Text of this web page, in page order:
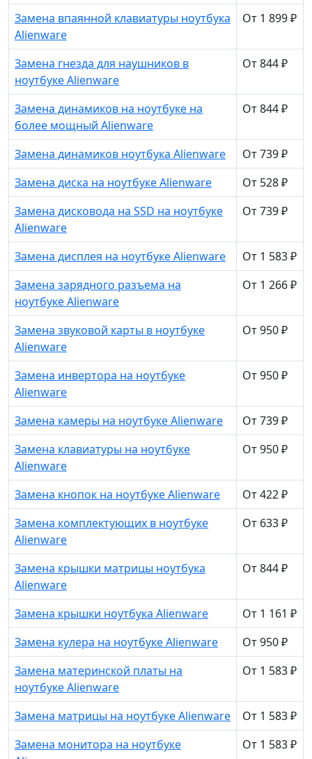
Замена впаянной клавиатуры ноутбука
Alienware
От 1 899 ₽
Замена гнезда для наушников в
ноутбуке Alienware
От 844 ₽
Замена динамиков на ноутбуке на
более мощный Alienware
От 844 ₽
Замена динамиков ноутбука Alienware
От 739 ₽
Замена диска на ноутбуке Alienware
От 528 ₽
Замена дисковода на SSD на ноутбуке
Alienware
От 739 ₽
Замена дисплея на ноутбуке Alienware
От 1 583 ₽
Замена зарядного разъема на
ноутбуке Alienware
От 1 266 ₽
Замена звуковой карты в ноутбуке
Alienware
От 950 ₽
Замена инвертора на ноутбуке
Alienware
От 950 ₽
Замена камеры на ноутбуке Alienware
От 739 ₽
Замена клавиатуры на ноутбуке
Alienware
От 950 ₽
Замена кнопок на ноутбуке Alienware
От 422 ₽
Замена комплектующих в ноутбуке
Alienware
От 633 ₽
Замена крышки матрицы ноутбука
Alienware
От 844 ₽
Замена крышки ноутбука Alienware
От 1 161 ₽
Замена кулера на ноутбуке Alienware
От 950 ₽
Замена материнской платы на
ноутбуке Alienware
От 1 583 ₽
Замена матрицы на ноутбуке Alienware
От 1 583 ₽
Замена монитора на ноутбуке
От 1 583 ₽